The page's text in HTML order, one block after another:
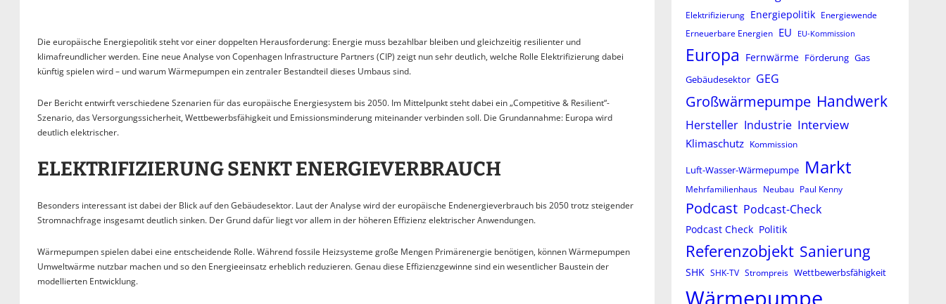
Die europäische Energiepolitik steht vor einer doppelten Herausforderung: Energie muss bezahlbar bleiben und gleichzeitig resilienter und
klimafreundlicher werden. Eine neue Analyse von Copenhagen Infrastructure Partners (CIP) zeigt nun sehr deutlich, welche Rolle Elektrifizierung dabei
künftig spielen wird – und warum Wärmepumpen ein zentraler Bestandteil dieses Umbaus sind.
Der Bericht entwirft verschiedene Szenarien für das europäische Energiesystem bis 2050. Im Mittelpunkt steht dabei ein „Competitive & Resilient“-
Szenario, das Versorgungssicherheit, Wettbewerbsfähigkeit und Emissionsminderung miteinander verbinden soll. Die Grundannahme: Europa wird
deutlich elektrischer.
ELEKTRIFIZIERUNG SENKT ENERGIEVERBRAUCH
Besonders interessant ist dabei der Blick auf den Gebäudesektor. Laut der Analyse wird der europäische Endenergieverbrauch bis 2050 trotz steigender
Stromnachfrage insgesamt deutlich sinken. Der Grund dafür liegt vor allem in der höheren Effizienz elektrischer Anwendungen.
Wärmepumpen spielen dabei eine entscheidende Rolle. Während fossile Heizsysteme große Mengen Primärenergie benötigen, können Wärmepumpen
Umweltwärme nutzbar machen und so den Energieeinsatz erheblich reduzieren. Genau diese Effizienzgewinne sind ein wesentlicher Baustein der
modellierten Entwicklung.
Elektrifizierung Energiepolitik Energiewende
Erneuerbare Energien EU EU-Kommission
Europa Fernwärme Förderung Gas
Gebäudesektor GEG
Großwärmepumpe Handwerk
Hersteller Industrie Interview
Klimaschutz Kommission
Luft-Wasser-Wärmepumpe Markt
Mehrfamilienhaus Neubau Paul Kenny
Podcast Podcast-Check
Podcast Check Politik
Referenzobjekt Sanierung
SHK SHK-TV Strompreis Wettbewerbsfähigkeit
Wärmepumpe